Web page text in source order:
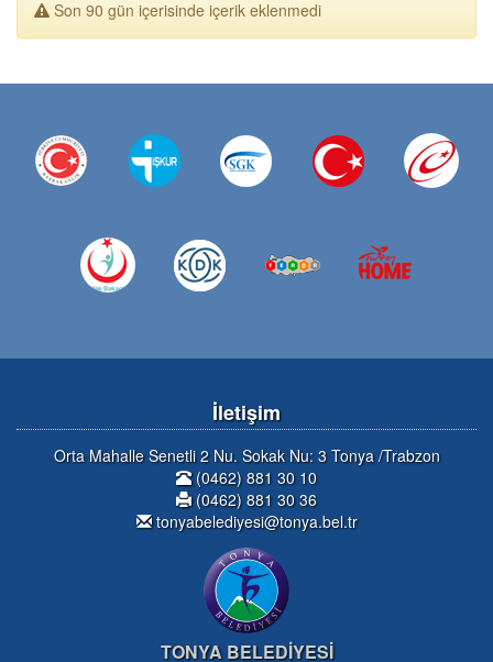
Son 90 gün içerisinde içerik eklenmedi
İletişim
Orta Mahalle Senetli 2 Nu. Sokak Nu: 3 Tonya /Trabzon
(0462) 881 30 10
(0462) 881 30 36
tonyabelediyesi@tonya.bel.tr
TONYA BELEDİYESİ